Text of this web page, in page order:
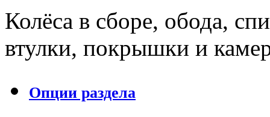
Колёса в сборе, обода,
втулки, покрышки и
Опции раздела